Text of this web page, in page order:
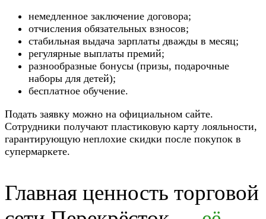
немедленное заключение договора;
отчисления обязательных взносов;
стабильная выдача зарплаты дважды в месяц;
регулярные выплаты премий;
разнообразные бонусы (призы, подарочные
наборы для детей);
бесплатное обучение.
Подать заявку можно на официальном сайте.
Сотрудники получают пластиковую карту лояльности,
гарантирующую неплохие скидки после покупок в
супермаркете.
Главная ценность торговой